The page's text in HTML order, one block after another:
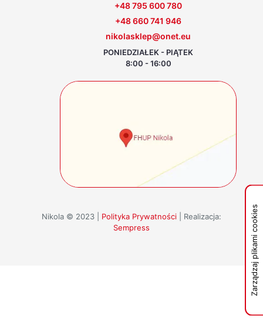
+48 795 600 780
+48 660 741 946
nikolasklep@onet.eu
PONIEDZIAŁEK - PIĄTEK
8:00 - 16:00
Nikola © 2023 | Polityka Prywatności | Realizacja:
Sempress
Zarządzaj plikami cookies